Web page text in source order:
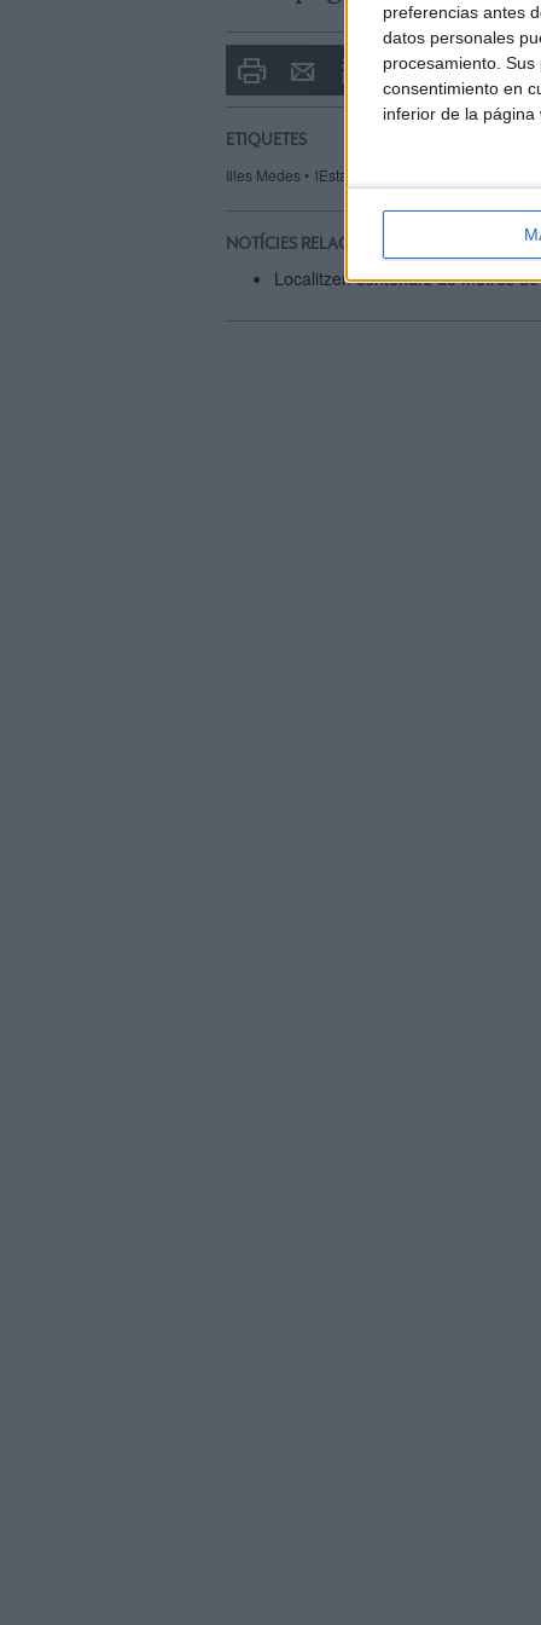
preferencias antes
datos personales
procesamiento.
consentimiento en
inferior de la página
Envia
un
PDF
ETIQUETES
Illes Medes lEstartit
NOTÍCIES RELACIONADES
Localitzen centenars de metres